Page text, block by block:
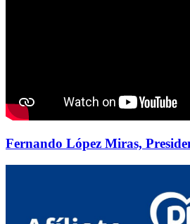
Fernando López Miras,